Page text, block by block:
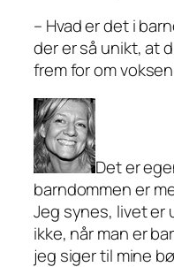
– Hvad er det i
der er så unikt, at
frem for om
Det er
barndommen er
Jeg synes, livet er
ikke, når man er
jeg siger til mine